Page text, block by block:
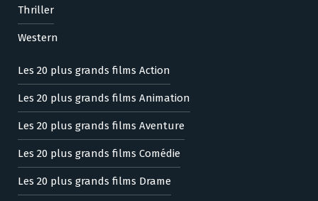
Thriller
Western
Les 20 plus grands films Action
Les 20 plus grands films Animation
Les 20 plus grands films Aventure
Les 20 plus grands films Comédie
Les 20 plus grands films Drame